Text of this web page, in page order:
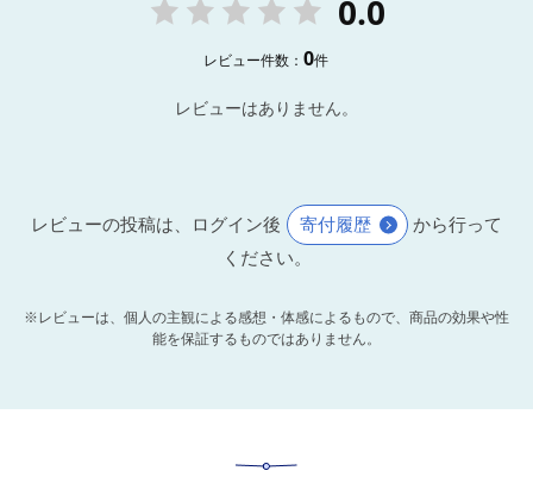
0.0
レビュー件数：0件
レビューはありません。
レビューの投稿は、ログイン後 寄付履歴
から行って
ください。
※レビューは、個人の主観による感想・体感によるもので、商品の効果や性
能を保証するものではありません。